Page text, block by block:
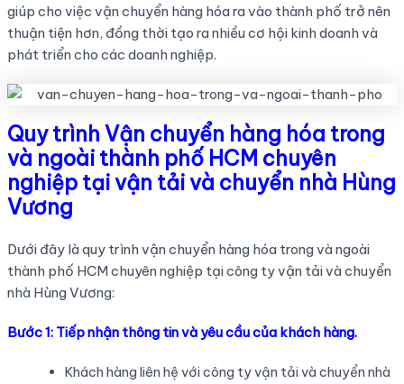
giúp cho việc vận chuyển hàng hóa ra vào thành phố trở nên
thuận tiện hơn, đồng thời tạo ra nhiều cơ hội kinh doanh và
phát triển cho các doanh nghiệp.
Quy trình Vận chuyển hàng hóa trong
và ngoài thành phố HCM chuyên
nghiệp tại vận tải và chuyển nhà Hùng
Vương
Dưới đây là quy trình vận chuyển hàng hóa trong và ngoài
thành phố HCM chuyên nghiệp tại công ty vận tải và chuyển
nhà Hùng Vương:
Bước 1: Tiếp nhận thông tin và yêu cầu của khách hàng.
Khách hàng liên hệ với công ty vận tải và chuyển nhà